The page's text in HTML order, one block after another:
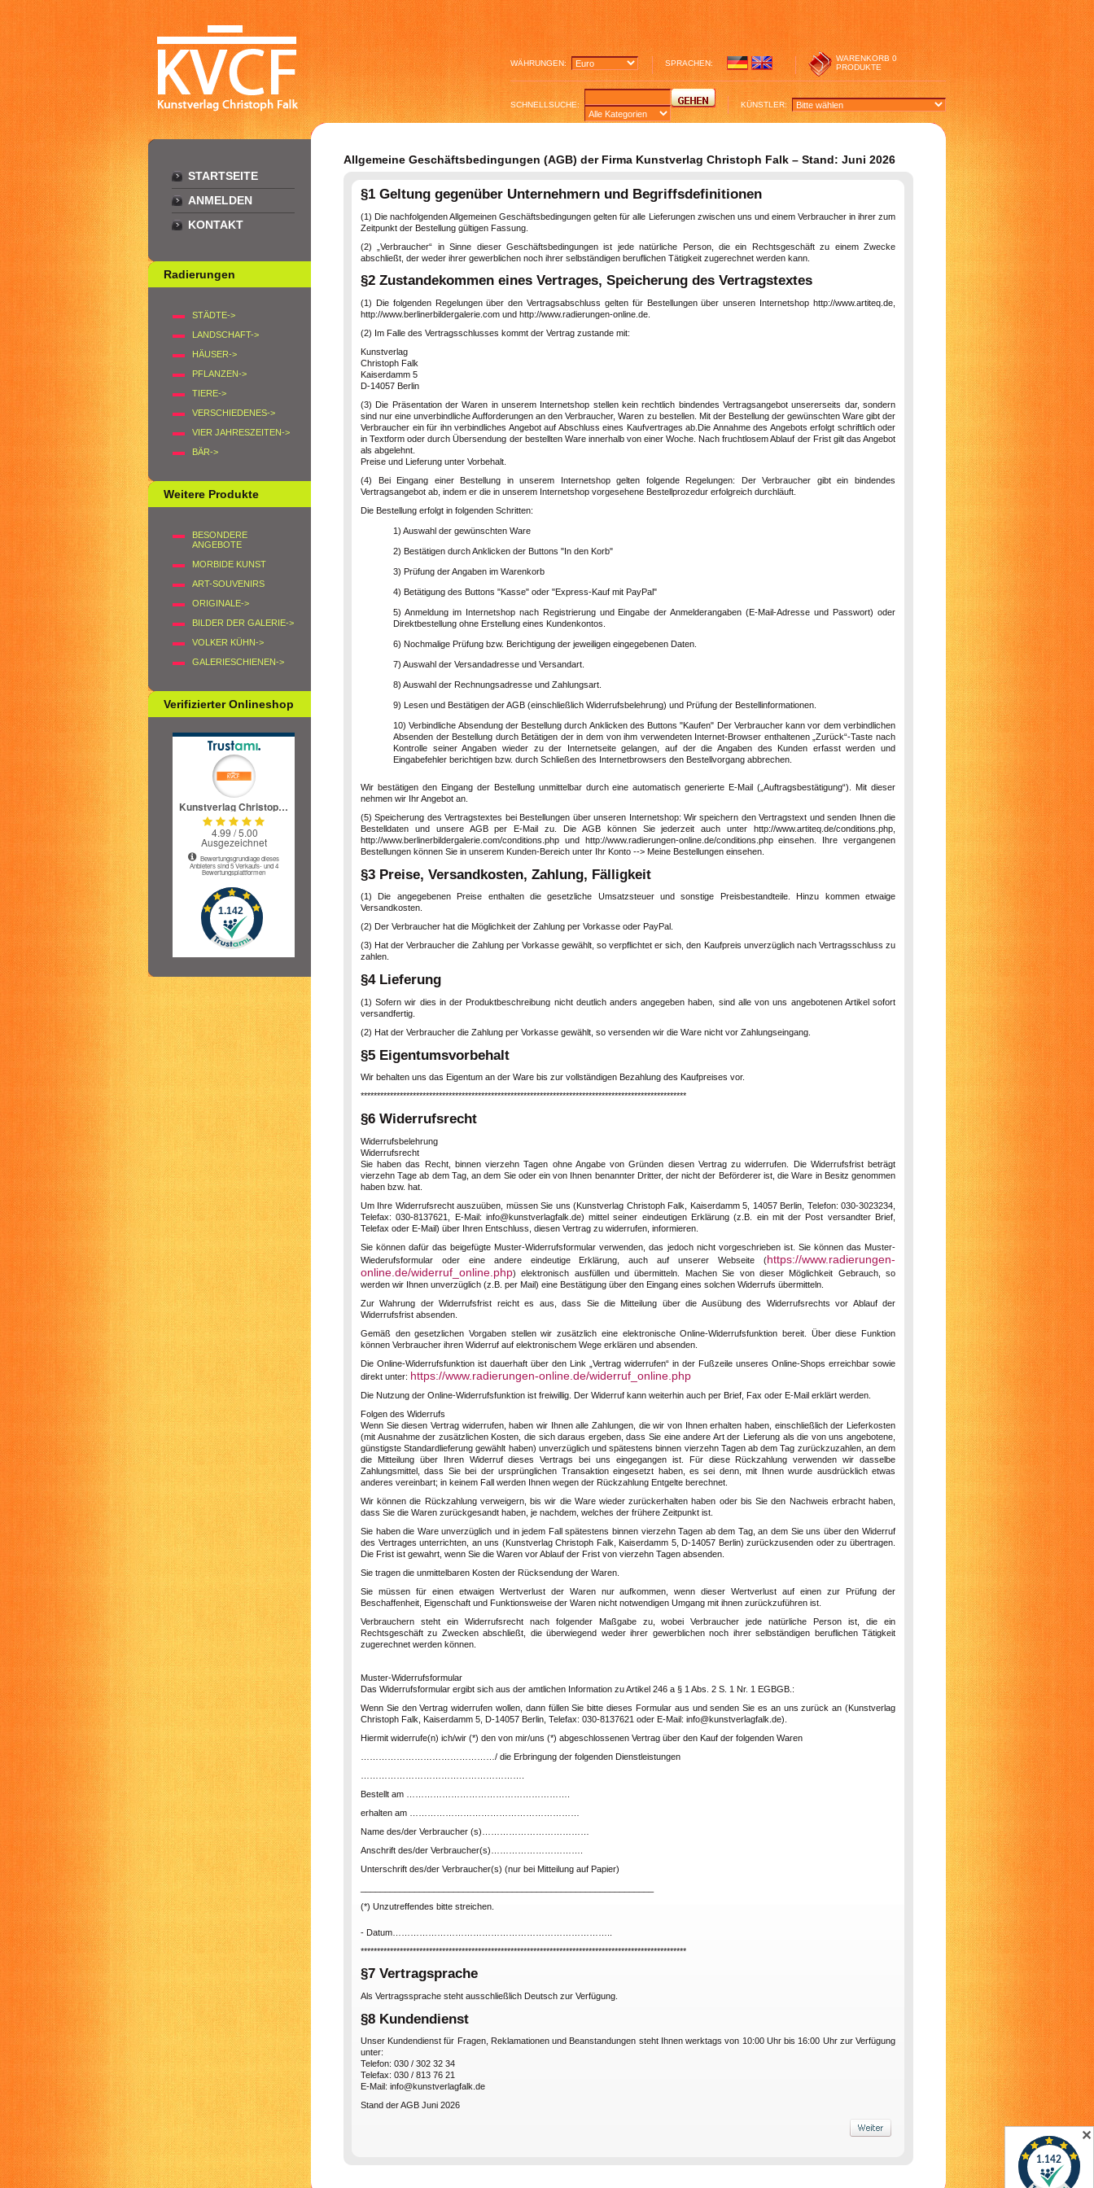
WÄHRUNGEN: SPRACHEN:
WARENKORB 0
PRODUKTE
SCHNELLSUCHE: KÜNSTLER:
STARTSEITE
ANMELDEN
KONTAKT
Radierungen
STÄDTE->
LANDSCHAFT->
HÄUSER->
PFLANZEN->
TIERE->
VERSCHIEDENES->
VIER JAHRESZEITEN->
BÄR->
Weitere Produkte
BESONDERE
ANGEBOTE
MORBIDE KUNST
ART-SOUVENIRS
ORIGINALE->
BILDER DER GALERIE->
VOLKER KÜHN->
GALERIESCHIENEN->
Verifizierter Onlineshop
Allgemeine Geschäftsbedingungen (AGB) der Firma Kunstverlag Christoph Falk – Stand: Juni 2026
§1 Geltung gegenüber Unternehmern und Begriffsdefinitionen
(1) Die nachfolgenden Allgemeinen Geschäftsbedingungen gelten für alle Lieferungen zwischen uns und einem Verbraucher in ihrer zum
Zeitpunkt der Bestellung gültigen Fassung.
(2) „Verbraucher“ in Sinne dieser Geschäftsbedingungen ist jede natürliche Person, die ein Rechtsgeschäft zu einem Zwecke
abschließt, der weder ihrer gewerblichen noch ihrer selbständigen beruflichen Tätigkeit zugerechnet werden kann.
§2 Zustandekommen eines Vertrages, Speicherung des Vertragstextes
(1) Die folgenden Regelungen über den Vertragsabschluss gelten für Bestellungen über unseren Internetshop http://www.artiteq.de,
http://www.berlinerbildergalerie.com und http://www.radierungen-online.de.
(2) Im Falle des Vertragsschlusses kommt der Vertrag zustande mit:
Kunstverlag
Christoph Falk
Kaiserdamm 5
D-14057 Berlin
(3) Die Präsentation der Waren in unserem Internetshop stellen kein rechtlich bindendes Vertragsangebot unsererseits dar, sondern
sind nur eine unverbindliche Aufforderungen an den Verbraucher, Waren zu bestellen. Mit der Bestellung der gewünschten Ware gibt der
Verbraucher ein für ihn verbindliches Angebot auf Abschluss eines Kaufvertrages ab.Die Annahme des Angebots erfolgt schriftlich oder
in Textform oder durch Übersendung der bestellten Ware innerhalb von einer Woche. Nach fruchtlosem Ablauf der Frist gilt das Angebot
als abgelehnt.
Preise und Lieferung unter Vorbehalt.
(4) Bei Eingang einer Bestellung in unserem Internetshop gelten folgende Regelungen: Der Verbraucher gibt ein bindendes
Vertragsangebot ab, indem er die in unserem Internetshop vorgesehene Bestellprozedur erfolgreich durchläuft.
Die Bestellung erfolgt in folgenden Schritten:
1) Auswahl der gewünschten Ware
2) Bestätigen durch Anklicken der Buttons "In den Korb"
3) Prüfung der Angaben im Warenkorb
4) Betätigung des Buttons "Kasse" oder "Express-Kauf mit PayPal"
5) Anmeldung im Internetshop nach Registrierung und Eingabe der Anmelderangaben (E-Mail-Adresse und Passwort) oder
Direktbestellung ohne Erstellung eines Kundenkontos.
6) Nochmalige Prüfung bzw. Berichtigung der jeweiligen eingegebenen Daten.
7) Auswahl der Versandadresse und Versandart.
8) Auswahl der Rechnungsadresse und Zahlungsart.
9) Lesen und Bestätigen der AGB (einschließlich Widerrufsbelehrung) und Prüfung der Bestellinformationen.
10) Verbindliche Absendung der Bestellung durch Anklicken des Buttons "Kaufen" Der Verbraucher kann vor dem verbindlichen
Absenden der Bestellung durch Betätigen der in dem von ihm verwendeten Internet-Browser enthaltenen „Zurück“-Taste nach
Kontrolle seiner Angaben wieder zu der Internetseite gelangen, auf der die Angaben des Kunden erfasst werden und
Eingabefehler berichtigen bzw. durch Schließen des Internetbrowsers den Bestellvorgang abbrechen.
Wir bestätigen den Eingang der Bestellung unmittelbar durch eine automatisch generierte E-Mail („Auftragsbestätigung“). Mit dieser
nehmen wir Ihr Angebot an.
(5) Speicherung des Vertragstextes bei Bestellungen über unseren Internetshop: Wir speichern den Vertragstext und senden Ihnen die
Bestelldaten und unsere AGB per E-Mail zu. Die AGB können Sie jederzeit auch unter http://www.artiteq.de/conditions.php,
http://www.berlinerbildergalerie.com/conditions.php und http://www.radierungen-online.de/conditions.php einsehen. Ihre vergangenen
Bestellungen können Sie in unserem Kunden-Bereich unter Ihr Konto --> Meine Bestellungen einsehen.
§3 Preise, Versandkosten, Zahlung, Fälligkeit
(1) Die angegebenen Preise enthalten die gesetzliche Umsatzsteuer und sonstige Preisbestandteile. Hinzu kommen etwaige
Versandkosten.
(2) Der Verbraucher hat die Möglichkeit der Zahlung per Vorkasse oder PayPal.
(3) Hat der Verbraucher die Zahlung per Vorkasse gewählt, so verpflichtet er sich, den Kaufpreis unverzüglich nach Vertragsschluss zu
zahlen.
§4 Lieferung
(1) Sofern wir dies in der Produktbeschreibung nicht deutlich anders angegeben haben, sind alle von uns angebotenen Artikel sofort
versandfertig.
(2) Hat der Verbraucher die Zahlung per Vorkasse gewählt, so versenden wir die Ware nicht vor Zahlungseingang.
§5 Eigentumsvorbehalt
Wir behalten uns das Eigentum an der Ware bis zur vollständigen Bezahlung des Kaufpreises vor.
****************************************************************************************************
§6 Widerrufsrecht
Widerrufsbelehrung
Widerrufsrecht
Sie haben das Recht, binnen vierzehn Tagen ohne Angabe von Gründen diesen Vertrag zu widerrufen. Die Widerrufsfrist beträgt
vierzehn Tage ab dem Tag, an dem Sie oder ein von Ihnen benannter Dritter, der nicht der Beförderer ist, die Ware in Besitz genommen
haben bzw. hat.
Um Ihre Widerrufsrecht auszuüben, müssen Sie uns(Kunstverlag Christoph Falk, Kaiserdamm 5, 14057 Berlin, Telefon: 030-3023234,
Telefax: 030-8137621, E-Mail: info@kunstverlagfalk.de) mittel seiner eindeutigen Erklärung (z.B. ein mit der Post versandter Brief,
Telefax oder E-Mail) über Ihren Entschluss, diesen Vertrag zu widerrufen, informieren.
Sie können dafür das beigefügte Muster-Widerrufsformular verwenden, das jedoch nicht vorgeschrieben ist. Sie können das Muster-
Wiederufsformular oder eine andere eindeutige Erklärung, auch auf unserer Webseite (https://www.radierungen-
online.de/widerruf_online.php) elektronisch ausfüllen und übermitteln. Machen Sie von dieser Möglichkeit Gebrauch, so
werden wir Ihnen unverzüglich (z.B. per Mail) eine Bestätigung über den Eingang eines solchen Widerrufs übermitteln.
Zur Wahrung der Widerrufsfrist reicht es aus, dass Sie die Mitteilung über die Ausübung des Widerrufsrechts vor Ablauf der
Widerrufsfrist absenden.
Gemäß den gesetzlichen Vorgaben stellen wir zusätzlich eine elektronische Online-Widerrufsfunktion bereit. Über diese Funktion
können Verbraucher ihren Widerruf auf elektronischem Wege erklären und absenden.
Die Online-Widerrufsfunktion ist dauerhaft über den Link „Vertrag widerrufen“ in der Fußzeile unseres Online-Shops erreichbar sowie
direkt unter: https://www.radierungen-online.de/widerruf_online.php
Die Nutzung der Online-Widerrufsfunktion ist freiwillig. Der Widerruf kann weiterhin auch per Brief, Fax oder E-Mail erklärt werden.
Folgen des Widerrufs
Wenn Sie diesen Vertrag widerrufen, haben wir Ihnen alle Zahlungen, die wir von Ihnen erhalten haben, einschließlich der Lieferkosten
(mit Ausnahme der zusätzlichen Kosten, die sich daraus ergeben, dass Sie eine andere Art der Lieferung als die von uns angebotene,
günstigste Standardlieferung gewählt haben) unverzüglich und spätestens binnen vierzehn Tagen ab dem Tag zurückzuzahlen, an dem
die Mitteilung über Ihren Widerruf dieses Vertrags bei uns eingegangen ist. Für diese Rückzahlung verwenden wir dasselbe
Zahlungsmittel, dass Sie bei der ursprünglichen Transaktion eingesetzt haben, es sei denn, mit Ihnen wurde ausdrücklich etwas
anderes vereinbart; in keinem Fall werden Ihnen wegen der Rückzahlung Entgelte berechnet.
Wir können die Rückzahlung verweigern, bis wir die Ware wieder zurückerhalten haben oder bis Sie den Nachweis erbracht haben,
dass Sie die Waren zurückgesandt haben, je nachdem, welches der frühere Zeitpunkt ist.
Sie haben die Ware unverzüglich und in jedem Fall spätestens binnen vierzehn Tagen ab dem Tag, an dem Sie uns über den Widerruf
des Vertrages unterrichten, an uns (Kunstverlag Christoph Falk, Kaiserdamm 5, D-14057 Berlin) zurückzusenden oder zu übertragen.
Die Frist ist gewahrt, wenn Sie die Waren vor Ablauf der Frist von vierzehn Tagen absenden.
Sie tragen die unmittelbaren Kosten der Rücksendung der Waren.
Sie müssen für einen etwaigen Wertverlust der Waren nur aufkommen, wenn dieser Wertverlust auf einen zur Prüfung der
Beschaffenheit, Eigenschaft und Funktionsweise der Waren nicht notwendigen Umgang mit ihnen zurückzuführen ist.
Verbrauchern steht ein Widerrufsrecht nach folgender Maßgabe zu, wobei Verbraucher jede natürliche Person ist, die ein
Rechtsgeschäft zu Zwecken abschließt, die überwiegend weder ihrer gewerblichen noch ihrer selbständigen beruflichen Tätigkeit
zugerechnet werden können.
Muster-Widerrufsformular
Das Widerrufsformular ergibt sich aus der amtlichen Information zu Artikel 246 a § 1 Abs. 2 S. 1 Nr. 1 EGBGB.:
Wenn Sie den Vertrag widerrufen wollen, dann füllen Sie bitte dieses Formular aus und senden Sie es an uns zurück an (Kunstverlag
Christoph Falk, Kaiserdamm 5, D-14057 Berlin, Telefax: 030-8137621 oder E-Mail: info@kunstverlagfalk.de).
Hiermit widerrufe(n) ich/wir (*) den von mir/uns (*) abgeschlossenen Vertrag über den Kauf der folgenden Waren
………………………………………/ die Erbringung der folgenden Dienstleistungen
Bestellt am ……………………………………………….
erhalten am …………………………………………………
Name des/der Verbraucher (s)………………………………
Anschrift des/der Verbraucher(s)………………………….
Unterschrift des/der Verbraucher(s) (nur bei Mitteilung auf Papier)
(*) Unzutreffendes bitte streichen.
- Datum………………………………………………………………..
****************************************************************************************************
§7 Vertragsprache
Als Vertragssprache steht ausschließlich Deutsch zur Verfügung.
§8 Kundendienst
Unser Kundendienst für Fragen, Reklamationen und Beanstandungen steht Ihnen werktags von 10:00 Uhr bis 16:00 Uhr zur Verfügung
unter:
Telefon: 030 / 302 32 34
Telefax: 030 / 813 76 21
E-Mail: info@kunstverlagfalk.de
Stand der AGB Juni 2026
✕